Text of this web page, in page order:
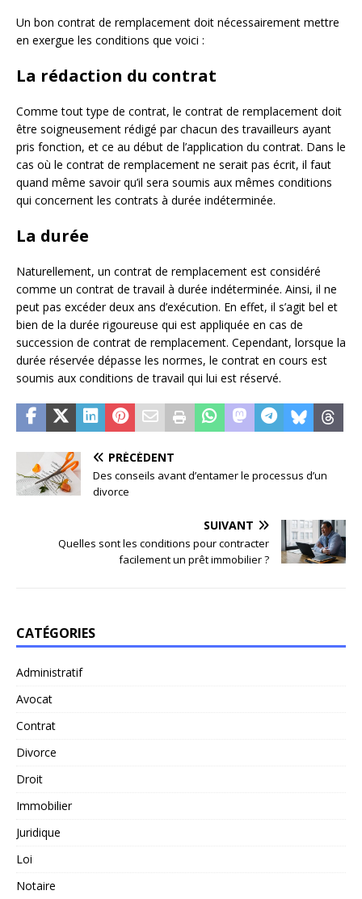
Un bon contrat de remplacement doit nécessairement mettre
en exergue les conditions que voici :
La rédaction du contrat
Comme tout type de contrat, le contrat de remplacement doit
être soigneusement rédigé par chacun des travailleurs ayant
pris fonction, et ce au début de l’application du contrat. Dans le
cas où le contrat de remplacement ne serait pas écrit, il faut
quand même savoir qu’il sera soumis aux mêmes conditions
qui concernent les contrats à durée indéterminée.
La durée
Naturellement, un contrat de remplacement est considéré
comme un contrat de travail à durée indéterminée. Ainsi, il ne
peut pas excéder deux ans d’exécution. En effet, il s’agit bel et
bien de la durée rigoureuse qui est appliquée en cas de
succession de contrat de remplacement. Cependant, lorsque la
durée réservée dépasse les normes, le contrat en cours est
soumis aux conditions de travail qui lui est réservé.
PRÉCÉDENT
Des conseils avant d’entamer le processus d’un
divorce
SUIVANT
Quelles sont les conditions pour contracter
facilement un prêt immobilier ?
CATÉGORIES
Administratif
Avocat
Contrat
Divorce
Droit
Immobilier
Juridique
Loi
Notaire